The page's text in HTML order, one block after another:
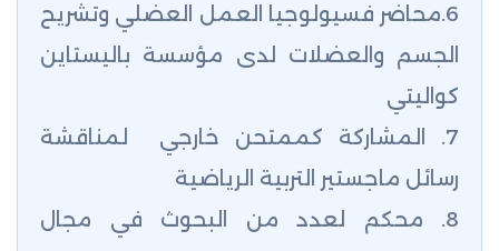
6.محاضر فسيولوجيا العمل العضلي وتشريح
الجسم والعضلات لدى مؤسسة باليستاين
كواليتي
7. المشاركة كممتحن خارجي لمناقشة
رسائل ماجستير التربية الرياضية
8. محكم لعدد من البحوث في مجال